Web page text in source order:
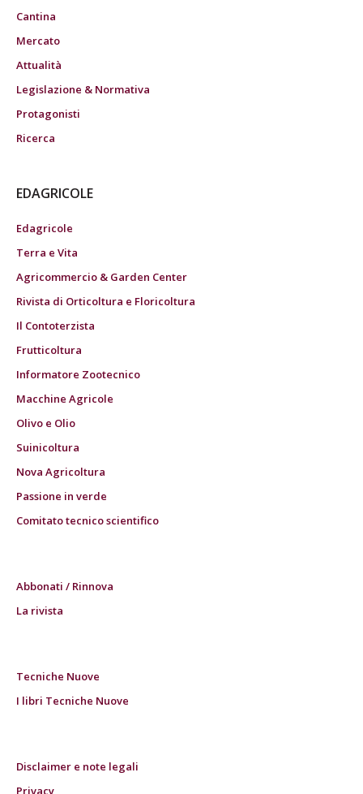
Cantina
Mercato
Attualità
Legislazione & Normativa
Protagonisti
Ricerca
EDAGRICOLE
Edagricole
Terra e Vita
Agricommercio & Garden Center
Rivista di Orticoltura e Floricoltura
Il Contoterzista
Frutticoltura
Informatore Zootecnico
Macchine Agricole
Olivo e Olio
Suinicoltura
Nova Agricoltura
Passione in verde
Comitato tecnico scientifico
Abbonati / Rinnova
La rivista
Tecniche Nuove
I libri Tecniche Nuove
Disclaimer e note legali
Privacy